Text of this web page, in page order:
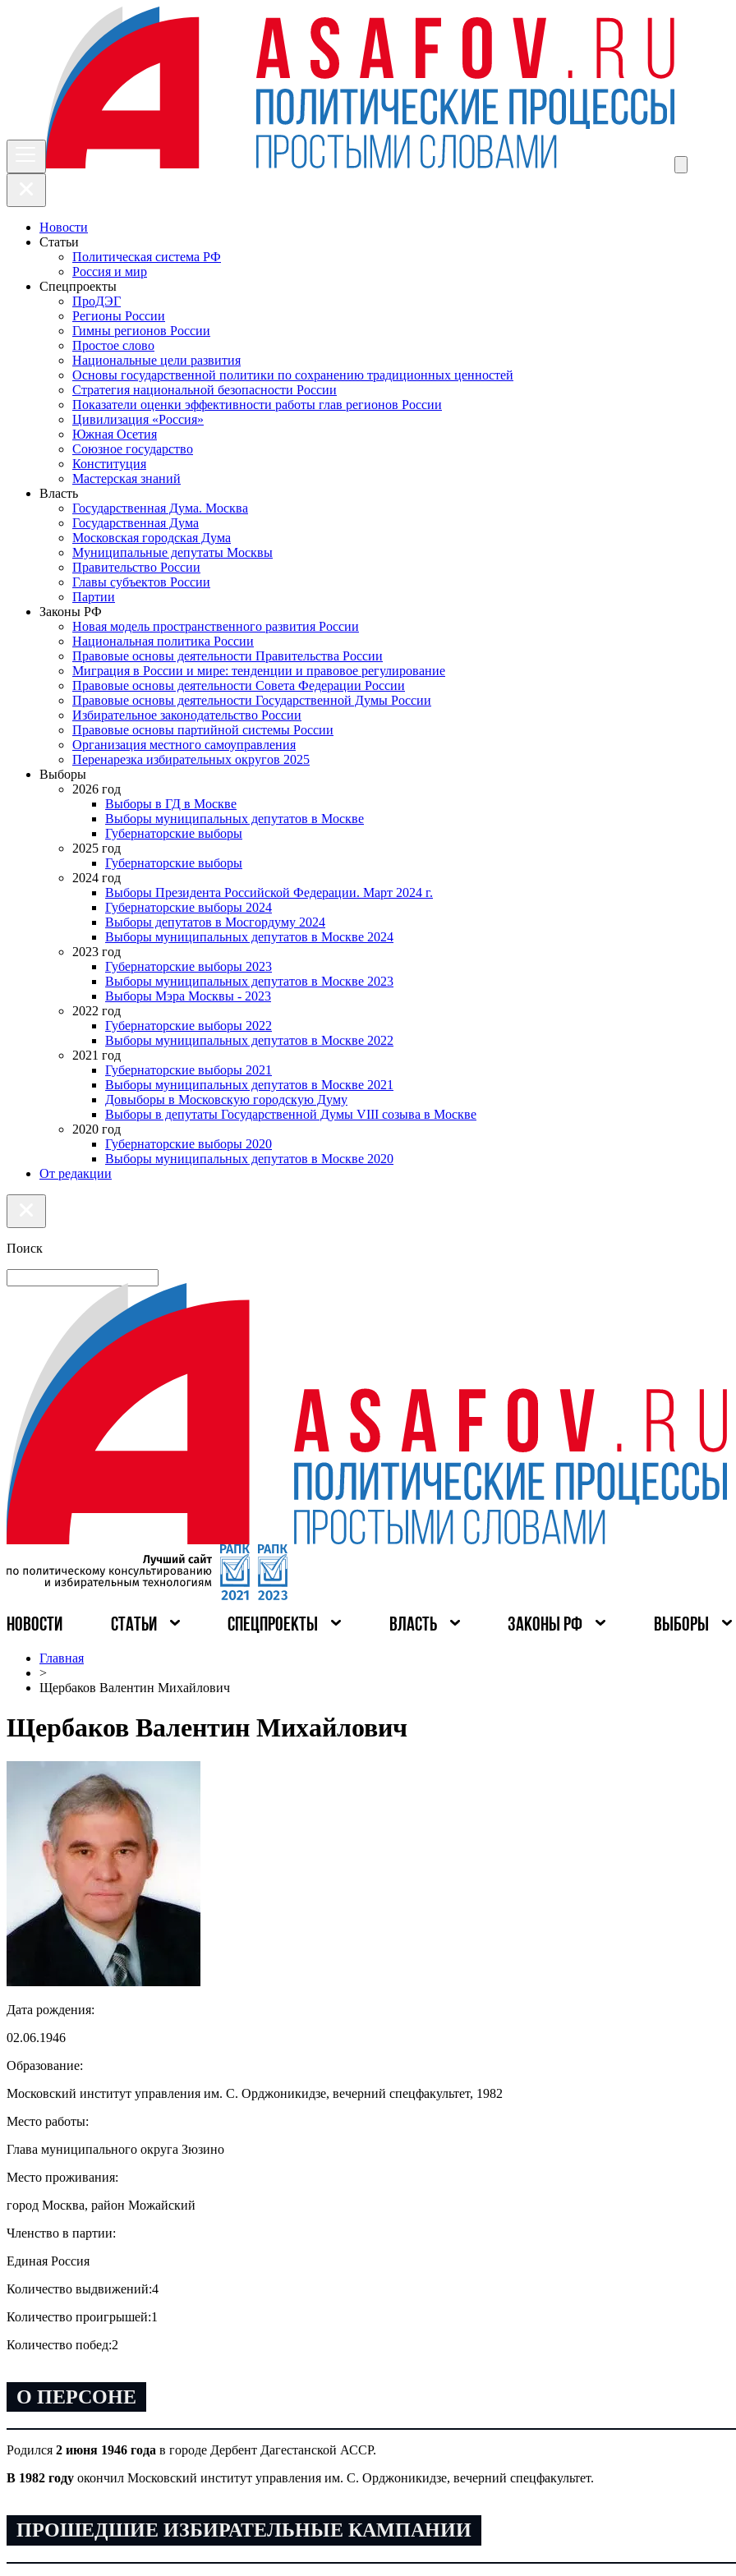
Новости
Статьи
Политическая система РФ
Россия и мир
Спецпроекты
ПроДЭГ
Регионы России
Гимны регионов России
Простое слово
Национальные цели развития
Основы государственной политики по сохранению традиционных ценностей
Стратегия национальной безопасности России
Показатели оценки эффективности работы глав регионов России
Цивилизация «Россия»
Южная Осетия
Союзное государство
Конституция
Мастерская знаний
Власть
Государственная Дума. Москва
Государственная Дума
Московская городская Дума
Муниципальные депутаты Москвы
Правительство России
Главы субъектов России
Партии
Законы РФ
Новая модель пространственного развития России
Национальная политика России
Правовые основы деятельности Правительства России
Миграция в России и мире: тенденции и правовое регулирование
Правовые основы деятельности Совета Федерации России
Правовые основы деятельности Государственной Думы России
Избирательное законодательство России
Правовые основы партийной системы России
Организация местного самоуправления
Перенарезка избирательных округов 2025
Выборы
2026 год
Выборы в ГД в Москве
Выборы муниципальных депутатов в Москве
Губернаторские выборы
2025 год
Губернаторские выборы
2024 год
Выборы Президента Российской Федерации. Март 2024 г.
Губернаторские выборы 2024
Выборы депутатов в Мосгордуму 2024
Выборы муниципальных депутатов в Москве 2024
2023 год
Губернаторские выборы 2023
Выборы муниципальных депутатов в Москве 2023
Выборы Мэра Москвы - 2023
2022 год
Губернаторские выборы 2022
Выборы муниципальных депутатов в Москве 2022
2021 год
Губернаторские выборы 2021
Выборы муниципальных депутатов в Москве 2021
Довыборы в Московскую городскую Думу
Выборы в депутаты Государственной Думы VIII созыва в Москве
2020 год
Губернаторские выборы 2020
Выборы муниципальных депутатов в Москве 2020
От редакции
Поиск
НОВОСТИ СТАТЬИ СПЕЦПРОЕКТЫ ВЛАСТЬ ЗАКОНЫ РФ ВЫБОРЫ
Главная
>
Щербаков Валентин Михайлович
Щербаков Валентин Михайлович
Дата рождения:
02.06.1946
Образование:
Московский институт управления им. С. Орджоникидзе, вечерний спецфакультет, 1982
Место работы:
Глава муниципального округа Зюзино
Место проживания:
город Москва, район Можайский
Членство в партии:
Единая Россия
Количество выдвижений:4
Количество проигрышей:1
Количество побед:2
О ПЕРСОНЕ
Родился 2 июня 1946 года в городе Дербент Дагестанской АССР.
В 1982 году окончил Московский институт управления им. С. Орджоникидзе, вечерний спецфакультет.
ПРОШЕДШИЕ ИЗБИРАТЕЛЬНЫЕ КАМПАНИИ